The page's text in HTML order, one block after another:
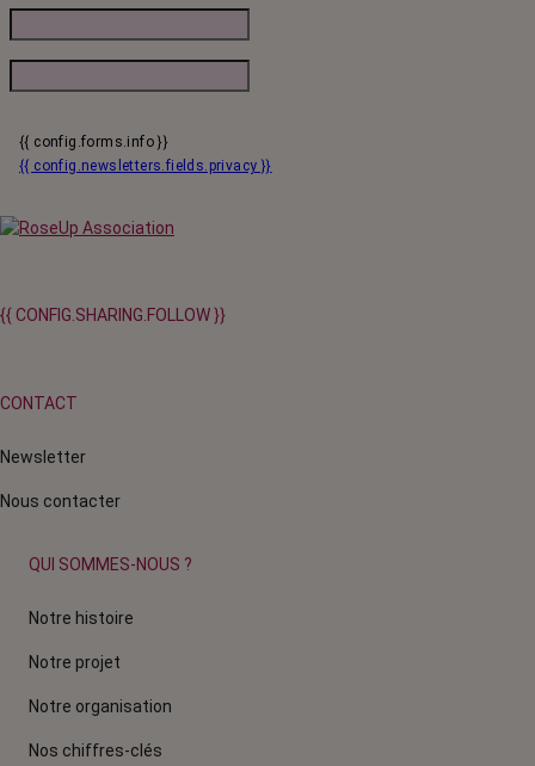
{{ config.forms.info }}
{{ config.newsletters.fields.privacy }}
{{ CONFIG.SHARING.FOLLOW }}
CONTACT
Newsletter
Nous contacter
QUI SOMMES-NOUS ?
Notre histoire
Notre projet
Notre organisation
Nos chiffres-clés